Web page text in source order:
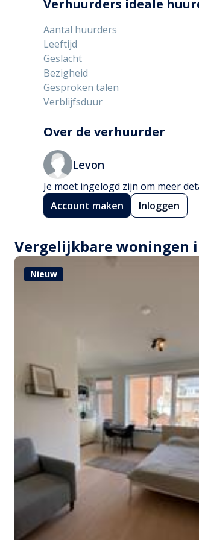
Interesse of ken je iemand voor
meer!
Verhuurders ideale
Aantal huurders
Leeftijd
Geslacht
Bezigheid
Gesproken talen
Verblijfsduur
Over de verhuurder
Levon
Je moet ingelogd zijn om meer
Account maken
Inloggen
Vergelijkbare woningen
Nieuw